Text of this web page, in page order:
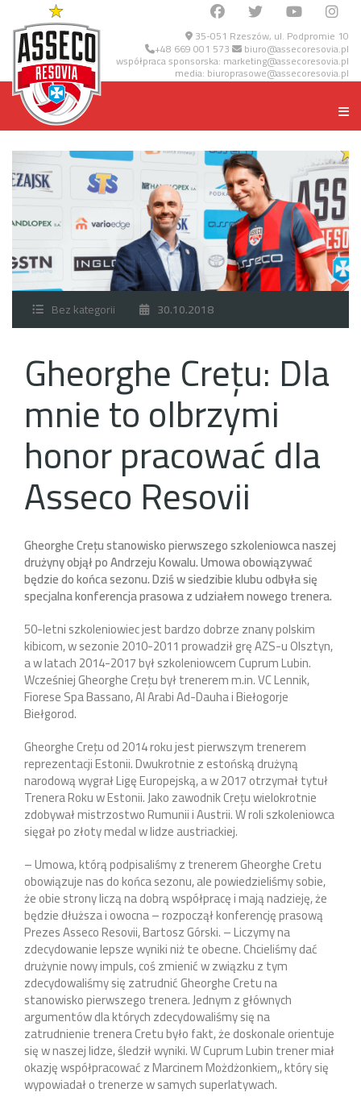
35-051 Rzeszów, ul. Podpromie 10
+48 669 001 573 biuro@assecoresovia.pl
współpraca sponsorska: marketing@assecoresovia.pl
media: biuroprasowe@assecoresovia.pl
Bez kategorii 30.10.2018
Gheorghe Crețu: Dla
mnie to olbrzymi
honor pracować dla
Asseco Resovii
Gheorghe Crețu stanowisko pierwszego szkoleniowca naszej
drużyny objął po Andrzeju Kowalu. Umowa obowiązywać
będzie do końca sezonu. Dziś w siedzibie klubu odbyła się
specjalna konferencja prasowa z udziałem nowego trenera.
50-letni szkoleniowiec jest bardzo dobrze znany polskim
kibicom, w sezonie 2010-2011 prowadził grę AZS-u Olsztyn,
a w latach 2014-2017 był szkoleniowcem Cuprum Lubin.
Wcześniej Gheorghe Crețu był trenerem m.in. VC Lennik,
Fiorese Spa Bassano, Al Arabi Ad-Dauha i Biełogorje
Biełgorod.
Gheorghe Crețu od 2014 roku jest pierwszym trenerem
reprezentacji Estonii. Dwukrotnie z estońską drużyną
narodową wygrał Ligę Europejską, a w 2017 otrzymał tytuł
Trenera Roku w Estonii. Jako zawodnik Crețu wielokrotnie
zdobywał mistrzostwo Rumunii i Austrii. W roli szkoleniowca
sięgał po złoty medal w lidze austriackiej.
– Umowa, którą podpisaliśmy z trenerem Gheorghe Cretu
obowiązuje nas do końca sezonu, ale powiedzieliśmy sobie,
że obie strony liczą na dobrą współpracę i mają nadzieję, że
będzie dłuższa i owocna – rozpoczął konferencję prasową
Prezes Asseco Resovii, Bartosz Górski. – Liczymy na
zdecydowanie lepsze wyniki niż te obecne. Chcieliśmy dać
drużynie nowy impuls, coś zmienić w związku z tym
zdecydowaliśmy się zatrudnić Gheorghe Cretu na
stanowisko pierwszego trenera. Jednym z głównych
argumentów dla których zdecydowaliśmy się na
zatrudnienie trenera Cretu było fakt, że doskonale orientuje
się w naszej lidze, śledził wyniki. W Cuprum Lubin trener miał
okazję współpracować z Marcinem Możdżonkiem,, który się
wypowiadał o trenerze w samych superlatywach.